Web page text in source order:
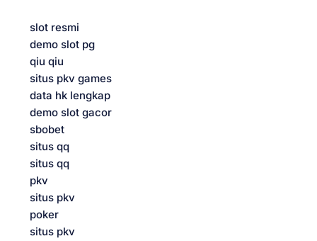
slot resmi
demo slot pg
qiu qiu
situs pkv games
data hk lengkap
demo slot gacor
sbobet
situs qq
situs qq
pkv
situs pkv
poker
situs pkv